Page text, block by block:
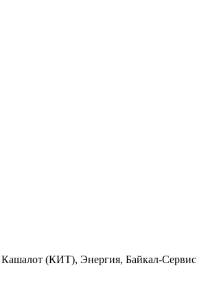
(КИТ), Энергия, Байкал-Сервис